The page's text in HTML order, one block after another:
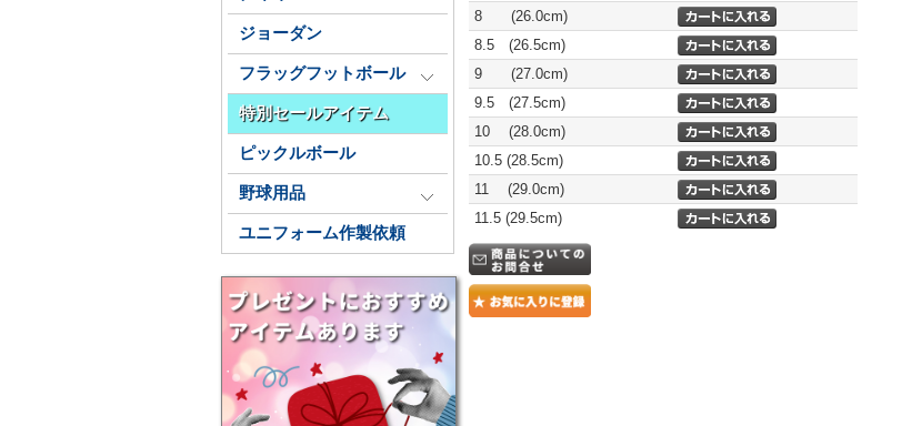
ジョーダン
フラッグフットボール
特別セールアイテム
ピックルボール
野球用品
ユニフォーム作製依頼
8 (26.0cm)
8.5 (26.5cm)
9 (27.0cm)
9.5 (27.5cm)
10 (28.0cm)
10.5 (28.5cm)
11 (29.0cm)
11.5 (29.5cm)